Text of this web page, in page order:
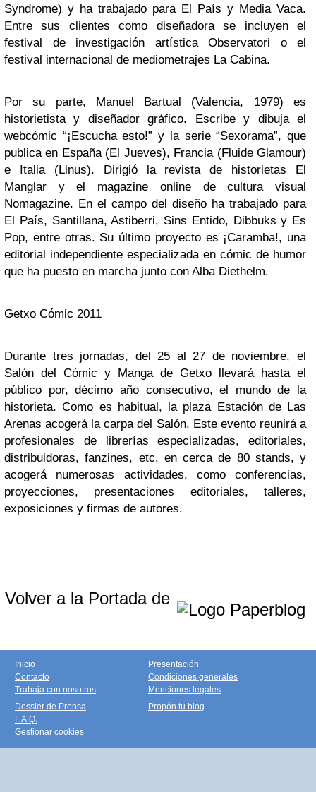
Syndrome) y ha trabajado para El País y Media Vaca.
Entre sus clientes como diseñadora se incluyen el
festival de investigación artística Observatori o el
festival internacional de mediometrajes La Cabina.
Por su parte, Manuel Bartual (Valencia, 1979) es
historietista y diseñador gráfico. Escribe y dibuja el
webcómic “¡Escucha esto!” y la serie “Sexorama”, que
publica en España (El Jueves), Francia (Fluide Glamour)
e Italia (Linus). Dirigió la revista de historietas El
Manglar y el magazine online de cultura visual
Nomagazine. En el campo del diseño ha trabajado para
El País, Santillana, Astiberri, Sins Entido, Dibbuks y Es
Pop, entre otras. Su último proyecto es ¡Caramba!, una
editorial independiente especializada en cómic de humor
que ha puesto en marcha junto con Alba Diethelm.
Getxo Cómic 2011
Durante tres jornadas, del 25 al 27 de noviembre, el
Salón del Cómic y Manga de Getxo llevará hasta el
público por, décimo año consecutivo, el mundo de la
historieta. Como es habitual, la plaza Estación de Las
Arenas acogerá la carpa del Salón. Este evento reunirá a
profesionales de librerías especializadas, editoriales,
distribuidoras, fanzines, etc. en cerca de 80 stands, y
acogerá numerosas actividades, como conferencias,
proyecciones, presentaciones editoriales, talleres,
exposiciones y firmas de autores.
Volver a la Portada de
Inicio
Contacto
Trabaja con nosotros
Presentación
Condiciones generales
Menciones legales
Dossier de Prensa
F.A.Q.
Gestionar cookies
Propón tu blog